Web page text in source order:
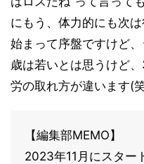
にもう、体力的にも次
始まって序盤ですけど
歳は若いとは思うけど
労の取れ方が違います(
【編集部MEMO】
2023年11月にスター